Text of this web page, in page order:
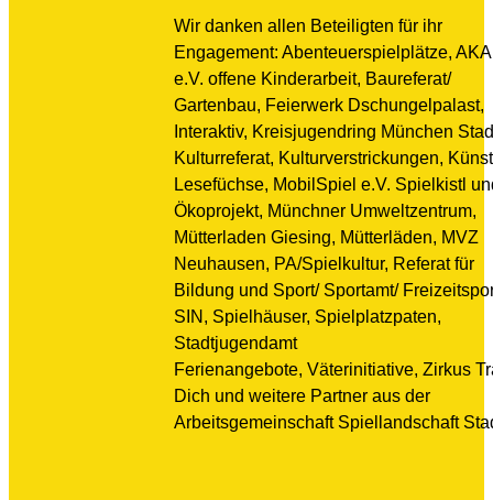
Wir danken allen Beteiligten für ihr
Engagement: Abenteuerspielplätze, AKA
e.V. offene Kinderarbeit, Baureferat/
Gartenbau, Feierwerk Dschungelpalast,
Interaktiv, Kreisjugendring München
Kulturreferat, Kulturverstrickungen,
Lesefüchse, MobilSpiel e.V. Spielkistl
Ökoprojekt, Münchner Umweltzentrum,
Mütterladen Giesing, Mütterläden, MVZ
Neuhausen, PA/Spielkultur, Referat für
Bildung und Sport/ Sportamt/
SIN, Spielhäuser, Spielplatzpaten,
Stadtjugendamt
Ferienangebote, Väterinitiative, Zirkus
Dich und weitere Partner aus der
Arbeitsgemeinschaft Spiellandschaft